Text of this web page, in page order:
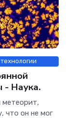
- Наука.
метеорит,
что он не мог